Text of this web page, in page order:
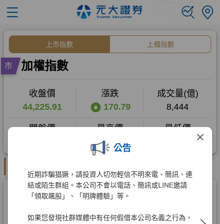
×
公告
近期詐騙猖獗，請投資人切勿輕信不明來電、簡訊、連
結或陌生群組。本公司不會以電話、簡訊或LINE邀請
「領取飆股」、「明牌體驗」等。
如果您發現社群媒體中有任何假借本公司名義之行為，